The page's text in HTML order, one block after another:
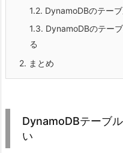
1.2. DynamoDBのテー
1.3. DynamoDBのテー
る
2. まとめ
DynamoDBテーブ
い